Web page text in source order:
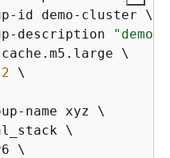
id demo-cluster \
description
"demo
\
2 \
name xyz \
\
\